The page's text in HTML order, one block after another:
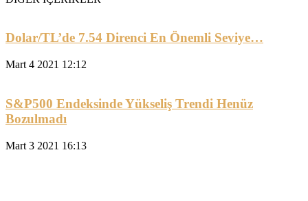
Dolar/TL’de 7.54 Direnci En Önemli Seviye…
Mart 4 2021 12:12
S&P500 Endeksinde Yükseliş Trendi Henüz
Bozulmadı
Mart 3 2021 16:13